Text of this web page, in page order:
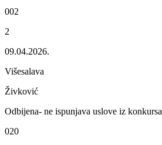
002
2
09.04.2026.
Višеsalava
Živković
Odbijеna- nе ispunjava uslovе iz konkursa
020